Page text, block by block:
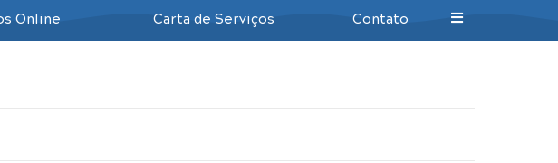
Online Carta de Serviços Contato